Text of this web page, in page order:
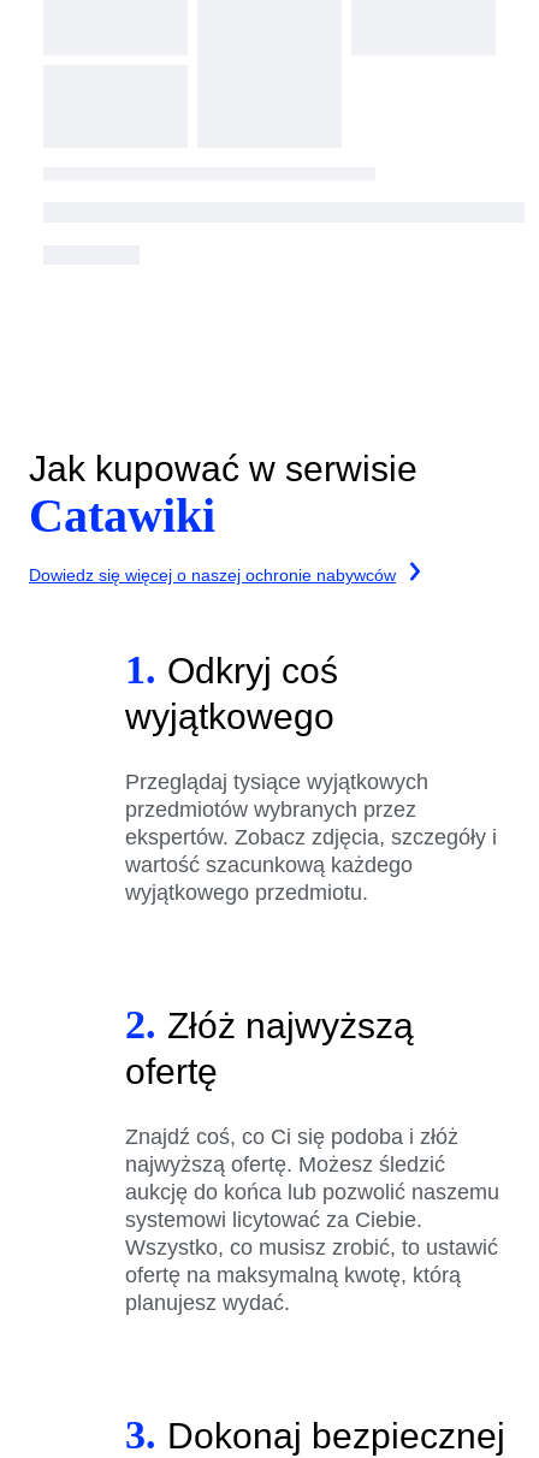
Jak kupować w serwisie
Catawiki
Dowiedz się więcej o naszej ochronie nabywców
1. Odkryj coś
wyjątkowego
Przeglądaj tysiące wyjątkowych
przedmiotów wybranych przez
ekspertów. Zobacz zdjęcia, szczegóły i
wartość szacunkową każdego
wyjątkowego przedmiotu.
2. Złóż najwyższą
ofertę
Znajdź coś, co Ci się podoba i złóż
najwyższą ofertę. Możesz śledzić
aukcję do końca lub pozwolić naszemu
systemowi licytować za Ciebie.
Wszystko, co musisz zrobić, to ustawić
ofertę na maksymalną kwotę, którą
planujesz wydać.
3. Dokonaj bezpiecznej